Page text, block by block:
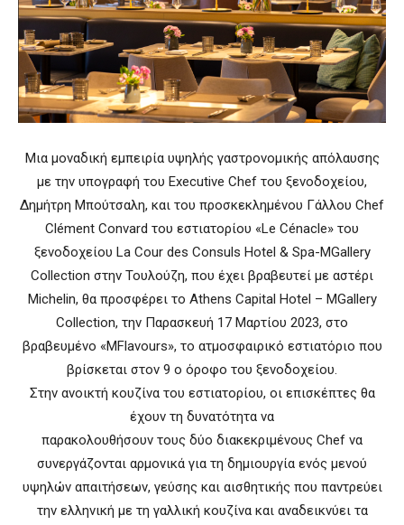
Μια μοναδική εμπειρία υψηλής γαστρονομικής απόλαυσης
με την υπογραφή του Executive Chef του ξενοδοχείου,
Δημήτρη Μπούτσαλη, και του προσκεκλημένου Γάλλου Chef
Clément Convard του εστιατορίου «Le Cénacle» του
ξενοδοχείου La Cour des Consuls Hotel & Spa-MGallery
Collection στην Τουλούζη, που έχει βραβευτεί με αστέρι
Michelin, θα προσφέρει το Athens Capital Hotel – MGallery
Collection, την Παρασκευή 17 Μαρτίου 2023, στο
βραβευμένο «MFlavours», το ατμοσφαιρικό εστιατόριο που
βρίσκεται στον 9 ο όροφο του ξενοδοχείου.
Στην ανοικτή κουζίνα του εστιατορίου, οι επισκέπτες θα
έχουν τη δυνατότητα να
παρακολουθήσουν τους δύο διακεκριμένους Chef να
συνεργάζονται αρμονικά για τη δημιουργία ενός μενού
υψηλών απαιτήσεων, γεύσης και αισθητικής που παντρεύει
την ελληνική με τη γαλλική κουζίνα και αναδεικνύει τα